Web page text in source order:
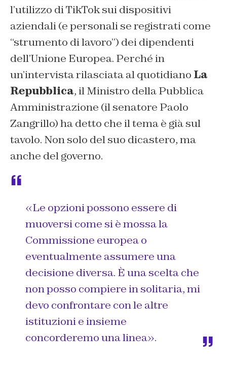
l’utilizzo di TikTok sui dispositivi
aziendali (e personali se registrati come
“strumento di lavoro”) dei dipendenti
dell’Unione Europea. Perché in
un’intervista rilasciata al quotidiano La
Repubblica, il Ministro della Pubblica
Amministrazione (il senatore Paolo
Zangrillo) ha detto che il tema è già sul
tavolo. Non solo del suo dicastero, ma
anche del governo.
«Le opzioni possono essere di
muoversi come si è mossa la
Commissione europea o
eventualmente assumere una
decisione diversa. È una scelta che
non posso compiere in solitaria, mi
devo confrontare con le altre
istituzioni e insieme
concorderemo una linea».